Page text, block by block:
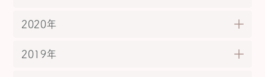
2020年
2019年